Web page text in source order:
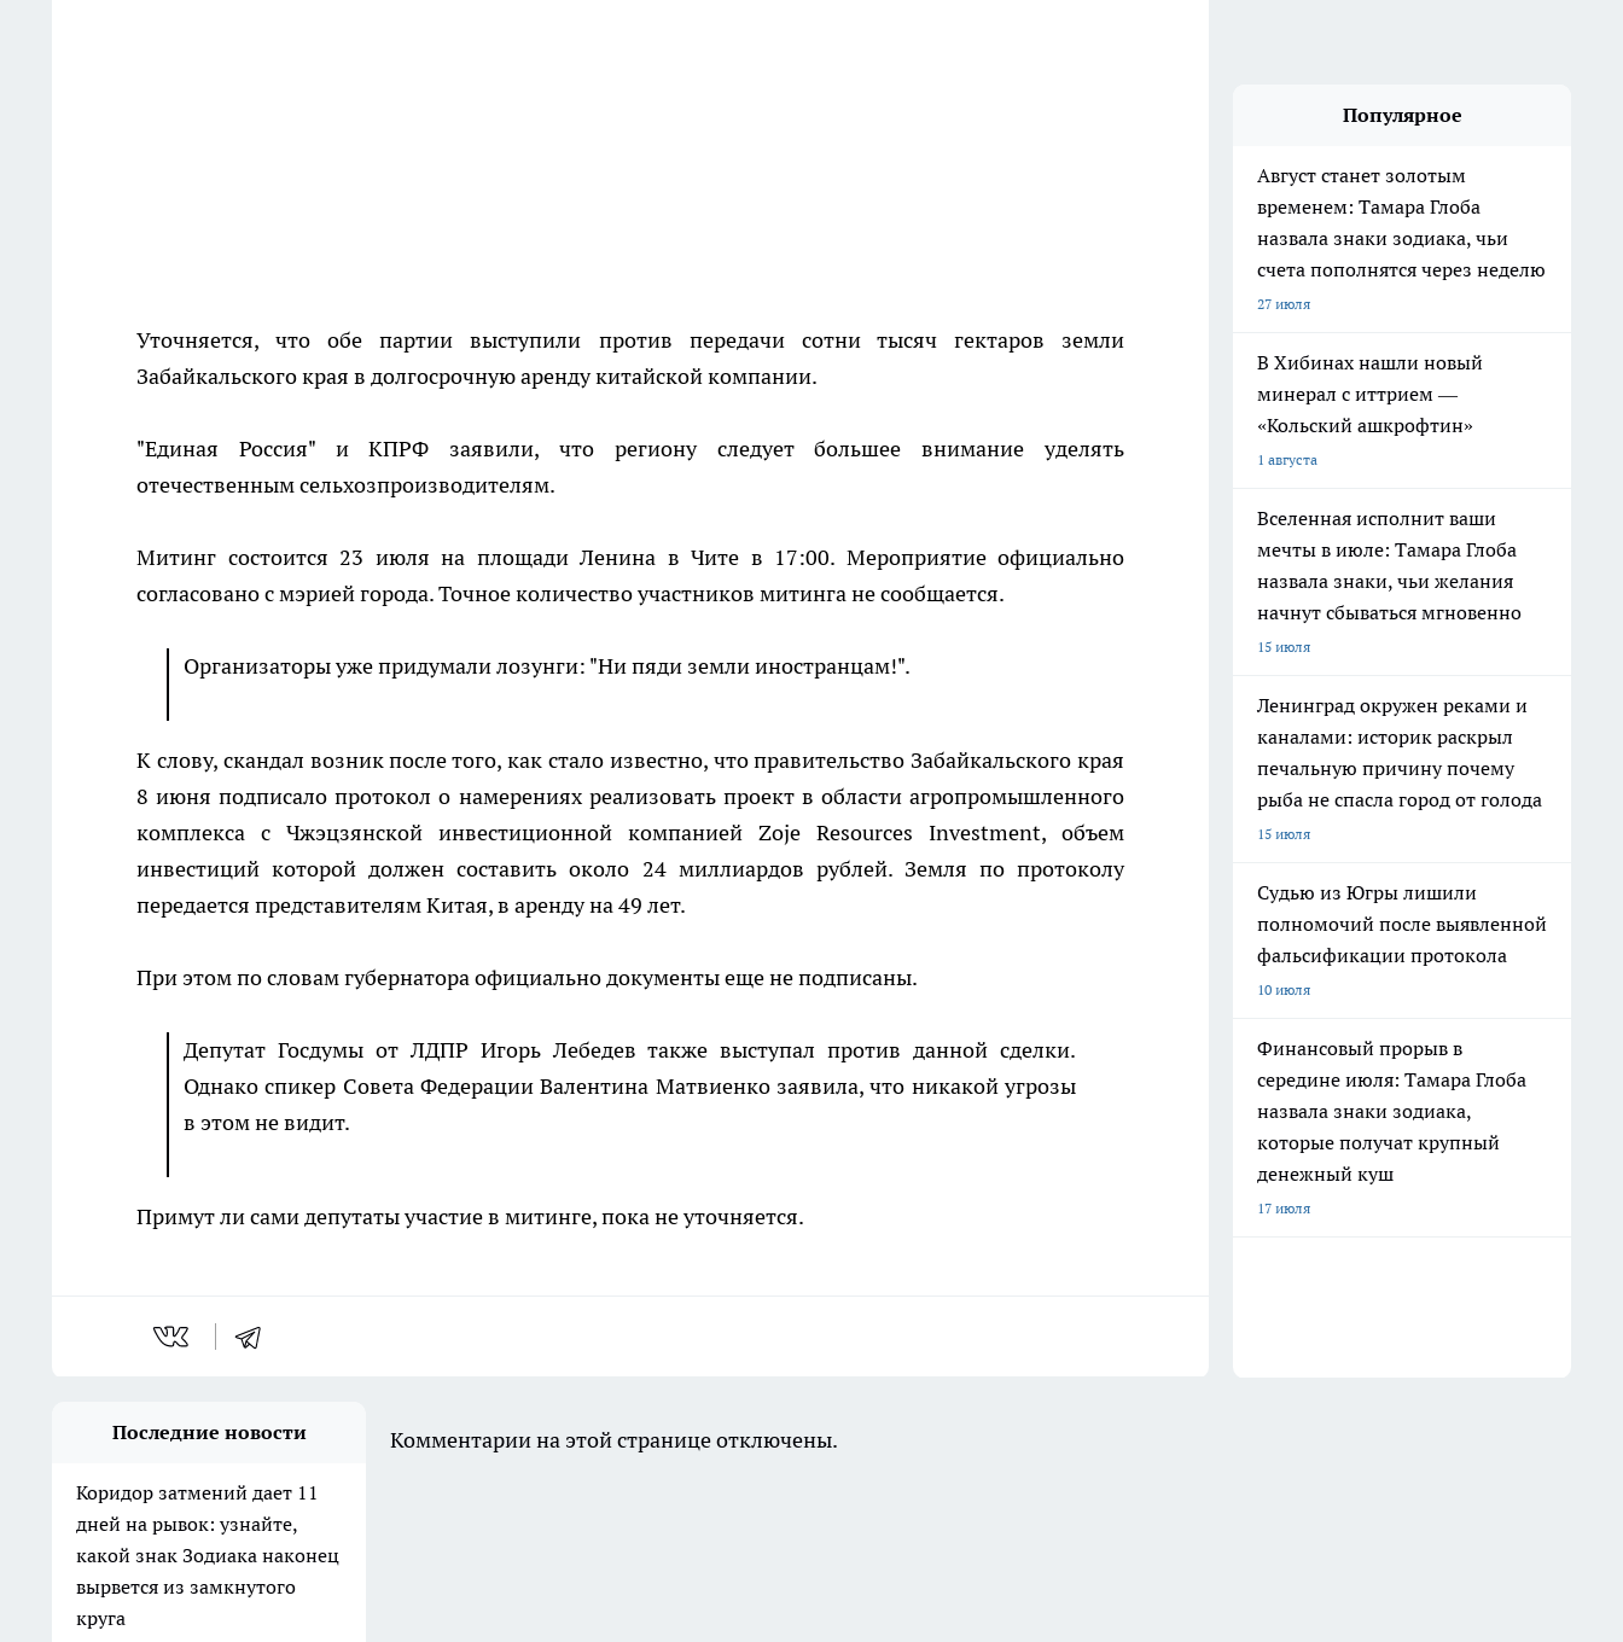
Уточняется, что обе партии выступили против передачи сотни тысяч гектаров земли
Забайкальского края в долгосрочную аренду китайской компании.
"Единая Россия" и КПРФ заявили, что региону следует большее внимание уделять
отечественным сельхозпроизводителям.
Митинг состоится 23 июля на площади Ленина в Чите в 17:00. Мероприятие официально
согласовано с мэрией города. Точное количество участников митинга не сообщается.
Организаторы уже придумали лозунги: "Ни пяди земли иностранцам!".
К слову, скандал возник после того, как стало известно, что правительство Забайкальского края
8 июня подписало протокол о намерениях реализовать проект в области агропромышленного
комплекса с Чжэцзянской инвестиционной компанией Zoje Resources Investment, объем
инвестиций которой должен составить около 24 миллиардов рублей. Земля по протоколу
передается представителям Китая, в аренду на 49 лет.
При этом по словам губернатора официально документы еще не подписаны.
Депутат Госдумы от ЛДПР Игорь Лебедев также выступал против данной сделки.
Однако спикер Совета Федерации Валентина Матвиенко заявила, что никакой угрозы
в этом не видит.
Примут ли сами депутаты участие в митинге, пока не уточняется.
Популярное
Август станет золотым
временем: Тамара Глоба
назвала знаки зодиака, чьи
счета пополнятся через неделю
27 июля
В Хибинах нашли новый
минерал с иттрием —
«Кольский ашкрофтин»
1 августа
Вселенная исполнит ваши
мечты в июле: Тамара Глоба
назвала знаки, чьи желания
начнут сбываться мгновенно
15 июля
Ленинград окружен реками и
каналами: историк раскрыл
печальную причину почему
рыба не спасла город от голода
15 июля
Судью из Югры лишили
полномочий после выявленной
фальсификации протокола
10 июля
Финансовый прорыв в
середине июля: Тамара Глоба
назвала знаки зодиака,
которые получат крупный
денежный куш
17 июля
Последние новости
Коридор затмений дает 11
дней на рывок: узнайте,
какой знак Зодиака наконец
вырвется из замкнутого
круга
Комментарии на этой странице отключены.